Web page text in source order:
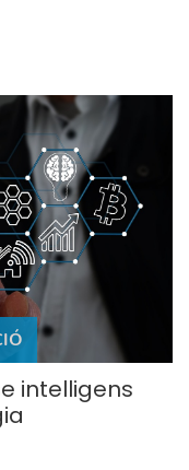
intelligens